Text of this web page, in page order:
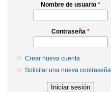
Nombre de usuario *
Contraseña *
Crear nueva cuenta
Solicitar una nueva contraseña